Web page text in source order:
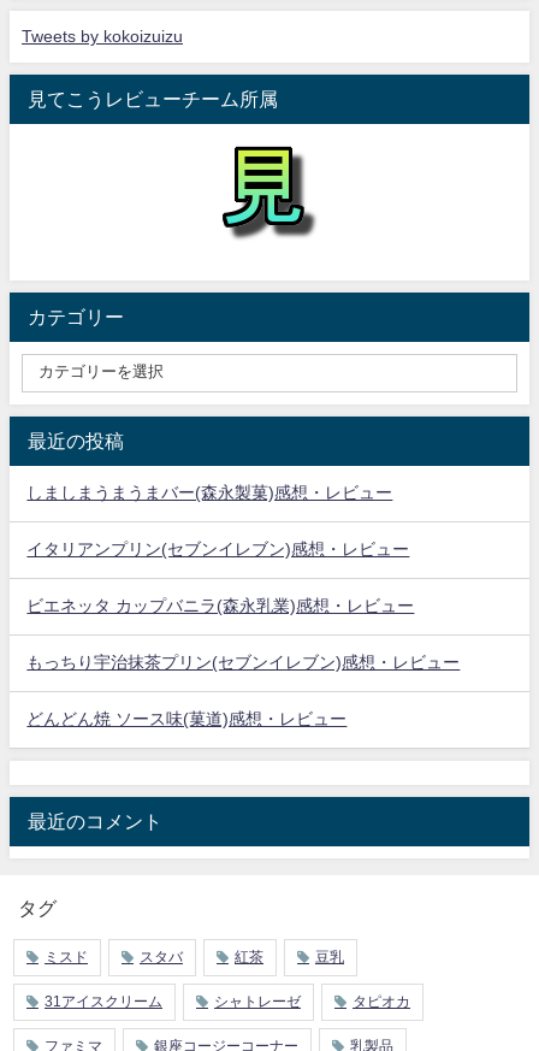
Tweets by kokoizuizu
見てこうレビューチーム所属
カテゴリー
最近の投稿
しましまうまうまバー(森永製菓)感想・レビュー
イタリアンプリン(セブンイレブン)感想・レビュー
ビエネッタ カップバニラ(森永乳業)感想・レビュー
もっちり宇治抹茶プリン(セブンイレブン)感想・レビュー
どんどん焼 ソース味(菓道)感想・レビュー
最近のコメント
タグ
ミスド スタバ 紅茶 豆乳
31アイスクリーム シャトレーゼ タピオカ
ファミマ 銀座コージーコーナー 乳製品